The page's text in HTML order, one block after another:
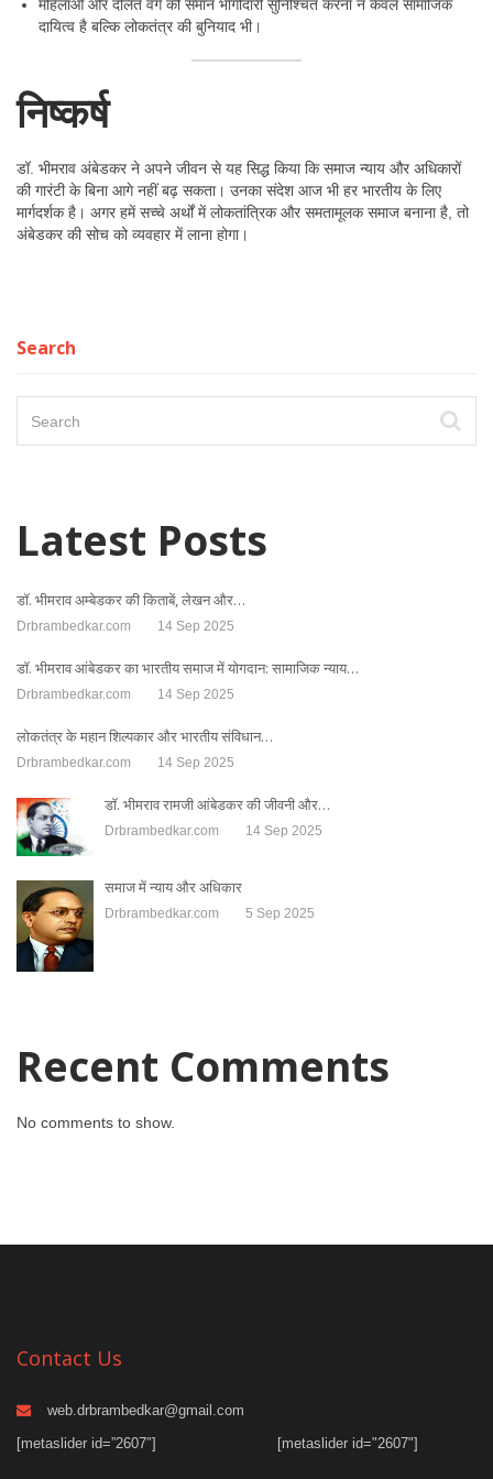
महिलाओं और दलित वर्ग की समान भागीदारी सुनिश्चित करना न केवल सामाजिक
दायित्व है बल्कि लोकतंत्र की बुनियाद भी।
निष्कर्ष
डॉ. भीमराव अंबेडकर ने अपने जीवन से यह सिद्ध किया कि समाज न्याय और अधिकारों
की गारंटी के बिना आगे नहीं बढ़ सकता। उनका संदेश आज भी हर भारतीय के लिए
मार्गदर्शक है। अगर हमें सच्चे अर्थों में लोकतांत्रिक और समतामूलक समाज बनाना है, तो
अंबेडकर की सोच को व्यवहार में लाना होगा।
Search
Latest Posts
डॉ. भीमराव अम्बेडकर की किताबें, लेखन और…
Drbrambedkar.com 14 Sep 2025
डॉ. भीमराव आंबेडकर का भारतीय समाज में योगदान: सामाजिक न्याय…
Drbrambedkar.com 14 Sep 2025
लोकतंत्र के महान शिल्पकार और भारतीय संविधान…
Drbrambedkar.com 14 Sep 2025
डॉ. भीमराव रामजी आंबेडकर की जीवनी और…
Drbrambedkar.com 14 Sep 2025
समाज में न्याय और अधिकार
Drbrambedkar.com 5 Sep 2025
Recent Comments
No comments to show.
Contact Us
web.drbrambedkar@gmail.com
[metaslider id=”2607″]
[metaslider id="2607"]